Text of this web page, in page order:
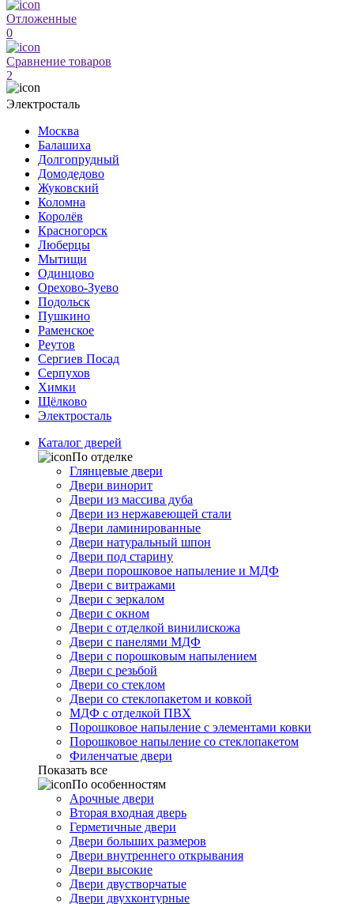
Отложенные
0
Сравнение товаров
2
Электросталь
Москва
Балашиха
Долгопрудный
Домодедово
Жуковский
Коломна
Королёв
Красногорск
Люберцы
Мытищи
Одинцово
Орехово-Зуево
Подольск
Пушкино
Раменское
Реутов
Сергиев Посад
Серпухов
Химки
Щёлково
Электросталь
Каталог дверей
По отделке
Глянцевые двери
Двери винорит
Двери из массива дуба
Двери из нержавеющей стали
Двери ламинированные
Двери натуральный шпон
Двери под старину
Двери порошковое напыление и МДФ
Двери с витражами
Двери с зеркалом
Двери с окном
Двери с отделкой винилискожа
Двери с панелями МДФ
Двери с порошковым напылением
Двери с резьбой
Двери со стеклом
Двери со стеклопакетом и ковкой
МДФ с отделкой ПВХ
Порошковое напыление с элементами ковки
Порошковое напыление со стеклопакетом
Филенчатые двери
Показать все
По особенностям
Арочные двери
Вторая входная дверь
Герметичные двери
Двери больших размеров
Двери внутреннего открывания
Двери высокие
Двери двустворчатые
Двери двухконтурные